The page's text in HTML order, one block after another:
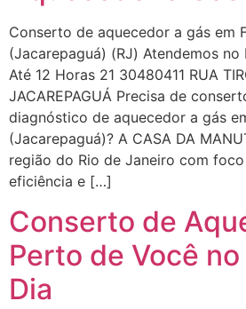
Conserto de aquecedor a gás em
(Jacarepaguá) (RJ) Atendemos
Até 12 Horas 21 30480411 RUA
JACAREPAGUÁ Precisa de
diagnóstico de aquecedor a gás
(Jacarepaguá)? A CASA DA
região do Rio de Janeiro com
eficiência e […]
Conserto de
Perto de Você
Dia